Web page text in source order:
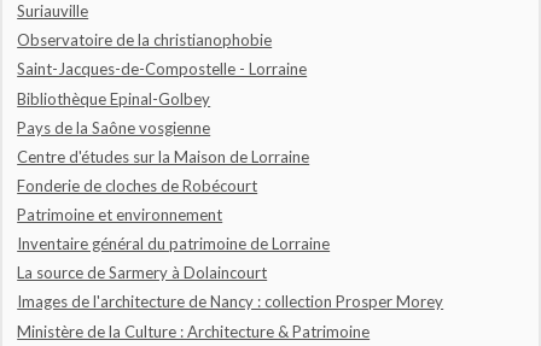
Suriauville
Observatoire de la christianophobie
Saint-Jacques-de-Compostelle - Lorraine
Bibliothèque Epinal-Golbey
Pays de la Saône vosgienne
Centre d'études sur la Maison de Lorraine
Fonderie de cloches de Robécourt
Patrimoine et environnement
Inventaire général du patrimoine de Lorraine
La source de Sarmery à Dolaincourt
Images de l'architecture de Nancy : collection Prosper Morey
Ministère de la Culture : Architecture & Patrimoine